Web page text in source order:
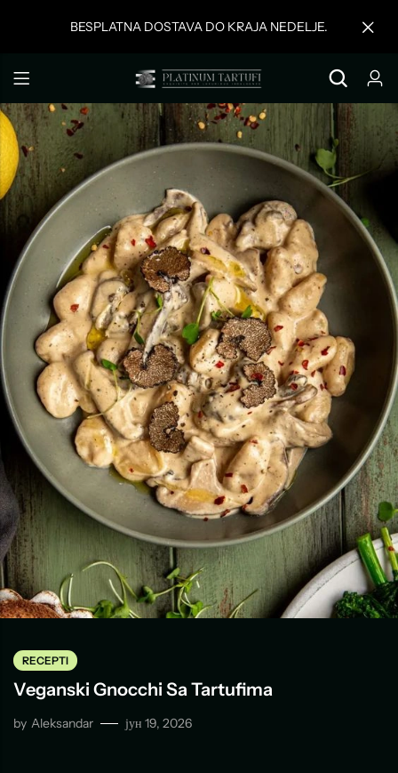
BESPLATNA DOSTAVA DO KRAJA NEDELJE.
RECEPTI
Veganski Gnocchi Sa Tartufima
by Aleksandar јун 19, 2026